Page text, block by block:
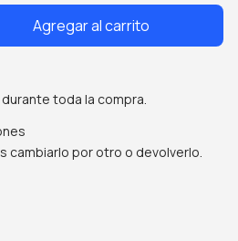
toda la compra.
cambiarlo por otro o devolverlo.